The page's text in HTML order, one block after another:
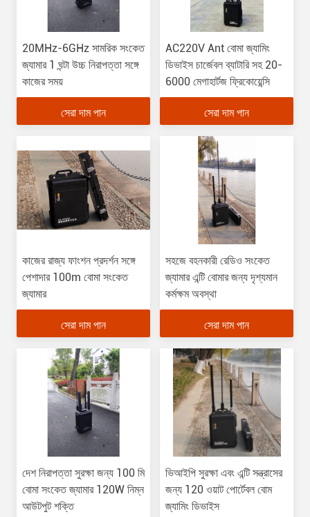
20MHz-6GHz সামরিক সংকেত
জ্যামার 1 ঘন্টা উচ্চ নিরাপত্তা সঙ্গে
কাজের সময়
সেরা দাম পান
AC220V Ant বোমা জ্যামিং
ডিভাইস চার্জেবল ব্যাটারি সহ 20-
6000 মেগাহার্টজ ফ্রিকোয়েন্সি
সেরা দাম পান
কাজের রাজ্য ফাংশন প্রদর্শন সঙ্গে
পেশাদার 100m বোমা সংকেত
জ্যামার
সেরা দাম পান
সহজে বহনকারী রেডিও সংকেত
জ্যামার এন্টি বোমার জন্য দৃশ্যমান
কর্মক্ষম অবস্থা
সেরা দাম পান
দেশ নিরাপত্তা সুরক্ষা জন্য 100 মি
বোমা সংকেত জ্যামার 120W নিম্ন
আউটপুট শক্তি
ভিআইপি সুরক্ষা এবং এন্টি সন্ত্রাসের
জন্য 120 ওয়াট পোর্টেবল বোম
জ্যামিং ডিভাইস